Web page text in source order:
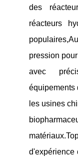
des
réacteurs
pression
avec
équipements
les usines
d'expérience